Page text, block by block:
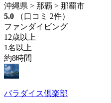
沖縄県 > 那覇 > 那覇市
5.0
（口コミ 2件）
ファンダイビング
12歳以上
1名以上
約8時間
パラダイス倶楽部